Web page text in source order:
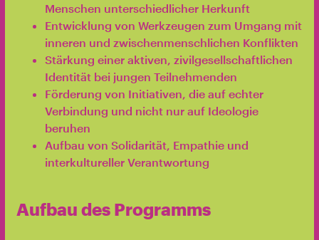
Menschen unterschiedlicher Herkunft
Entwicklung von Werkzeugen zum Umgang mit
inneren und zwischenmenschlichen Konflikten
Stärkung einer aktiven, zivilgesellschaftlichen
Identität bei jungen Teilnehmenden
Förderung von Initiativen, die auf echter
Verbindung und nicht nur auf Ideologie
beruhen
Aufbau von Solidarität, Empathie und
interkultureller Verantwortung
Aufbau des Programms